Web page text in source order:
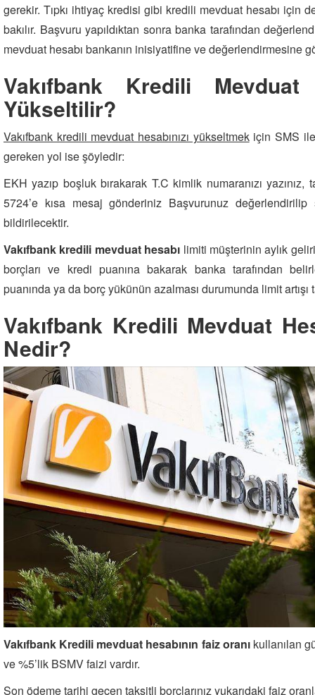
gerekir. Tıpkı ihtiyaç kredisi gibi kredili mevduat hesabı için
bakılır. Başvuru yapıldıktan sonra banka tarafından
mevduat hesabı bankanın inisiyatifine ve değerlendirmesine
Vakıfbank Kredili Mevduat
Yükseltilir?
Vakıfbank kredili mevduat hesabınızı yükseltmekiçin SMS ile
gereken yol ise şöyledir:
EKH yazıp boşluk bırakarak T.C kimlik numaranızı
5724’e kısa mesaj gönderiniz Başvurunuz
bildirilecektir.
Vakıfbank kredili mevduat hesabı limiti müşterinin aylık
borçları ve kredi puanına bakarak banka tarafından
puanında ya da borç yükünün azalması durumunda limit artışı
Vakıfbank Kredili Mevduat
Nedir?
Vakıfbank Kredili mevduat hesabının faiz oranıkullanılan
ve %5’lik BSMV faizi vardır.
Son ödeme tarihi geçen taksitli borçlarınız yukarıdaki faiz